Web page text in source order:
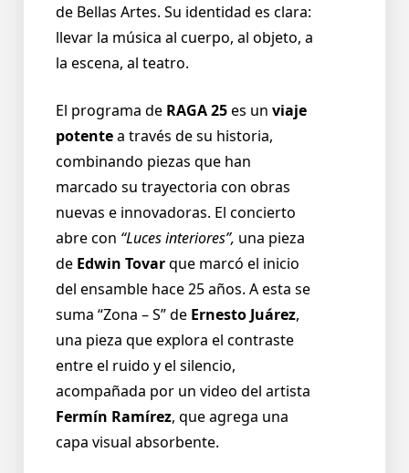
de Bellas Artes. Su identidad es clara:
llevar la música al cuerpo, al objeto, a
la escena, al teatro.
El programa de RAGA 25es un viaje
potentea través de su historia,
combinando piezas que han
marcado su trayectoria con obras
nuevas e innovadoras. El concierto
abre con “Luces interiores”, una pieza
de Edwin Tovarque marcó el inicio
del ensamble hace 25 años. A esta se
suma “Zona – S” de Ernesto Juárez,
una pieza que explora el contraste
entre el ruido y el silencio,
acompañada por un video del artista
Fermín Ramírez, que agrega una
capa visual absorbente.